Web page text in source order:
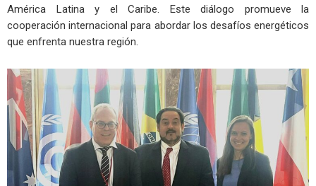
América Latina y el Caribe. Este diálogo promueve la
cooperación internacional para abordar los desafíos energéticos
que enfrenta nuestra región.